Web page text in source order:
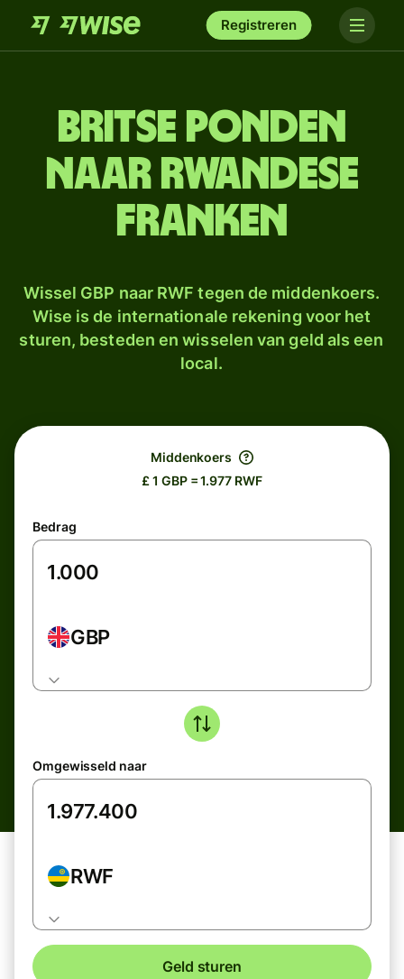
Registreren
Britse ponden
naar Rwandese
franken
Wissel GBP naar RWF tegen de middenkoers.
Wise is de internationale rekening voor het
sturen, besteden en wisselen van geld als een
local.
Middenkoers
£ 1 GBP = 1.977 RWF
Bedrag
GBP
Omgewisseld naar
RWF
Geld sturen